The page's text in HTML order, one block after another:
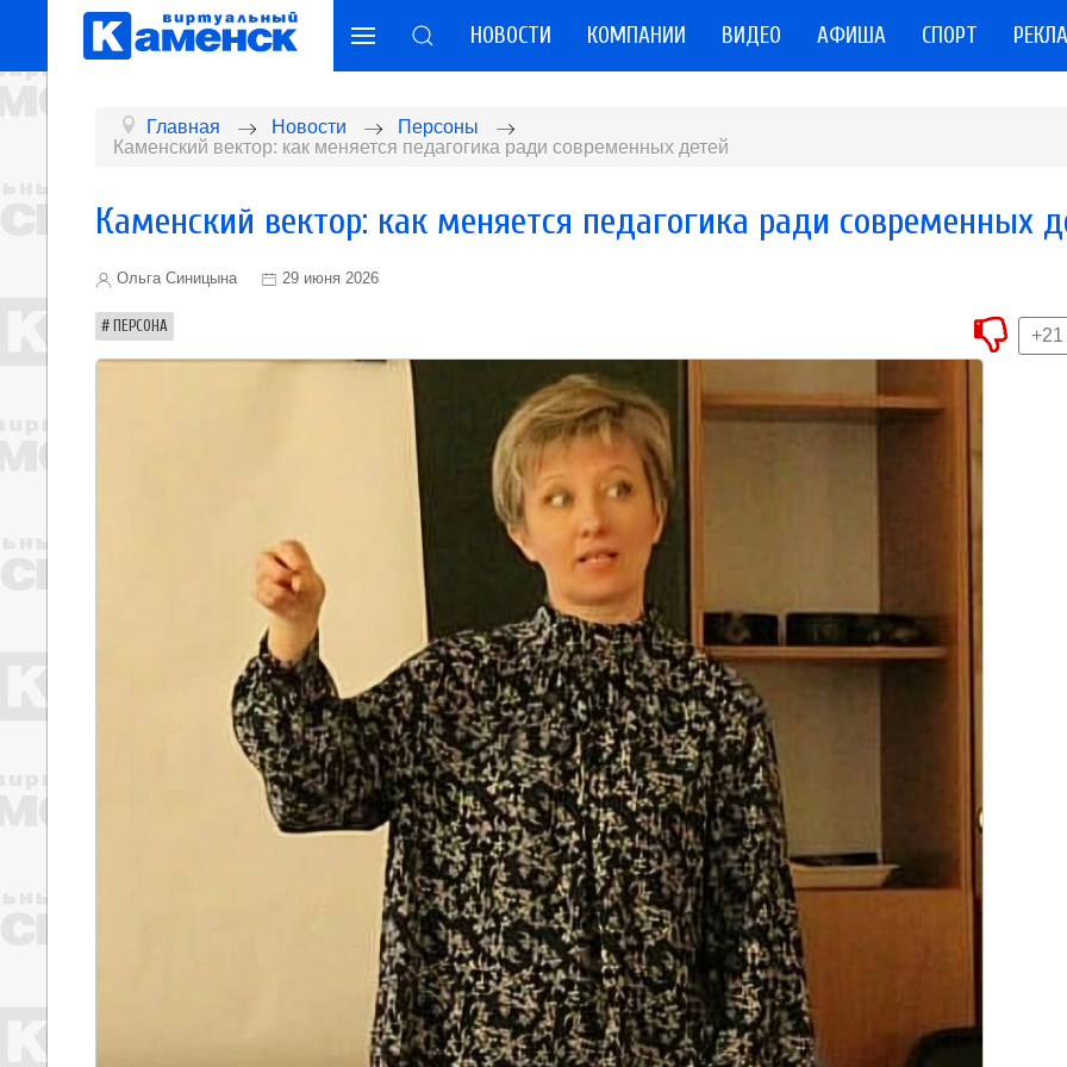
НОВОСТИ КОМПАНИИ ВИДЕО АФИША СПОРТ
Главная Новости
Персоны
Каменский вектор: как меняется педагогика ради современных детей
Каменский вектор: как меняется педагогика ради современных
Ольга Синицына 29 июня 2026
ПЕРСОНА +21